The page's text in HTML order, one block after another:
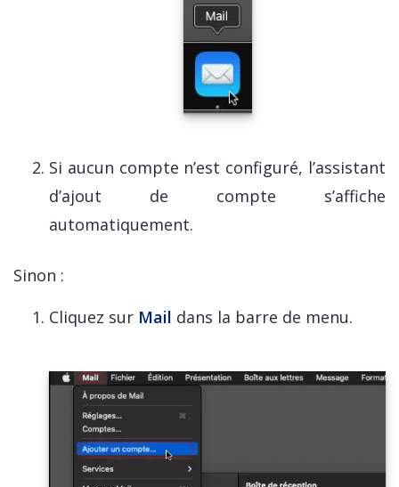
Si aucun compte n’est configuré, l’assistant
d’ajout de compte s’affiche
automatiquement.
Sinon :
Cliquez sur Mail dans la barre de menu.